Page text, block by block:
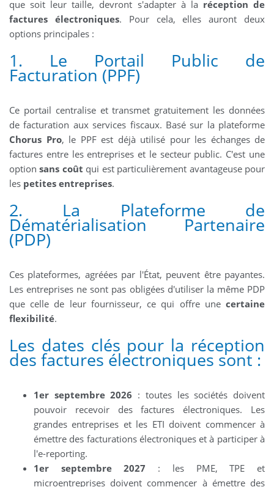
que soit leur taille, devront s'adapter à la réception de
factures électroniques. Pour cela, elles auront deux
options principales :
1. Le Portail Public de
Facturation (PPF)
Ce portail centralise et transmet gratuitement les données
de facturation aux services fiscaux. Basé sur la plateforme
Chorus Pro, le PPF est déjà utilisé pour les échanges de
factures entre les entreprises et le secteur public. C'est une
optionsans coût qui est particulièrement avantageuse pour
les petites entreprises.
2. La Plateforme de
Dématérialisation Partenaire
(PDP)
Ces plateformes, agréées par l'État, peuvent être payantes.
Les entreprises ne sont pas obligées d'utiliser la même PDP
que celle de leur fournisseur, ce qui offre une certaine
flexibilité.
Les dates clés pour la réception
des factures électroniques sont :
1er septembre 2026 : toutes les sociétés doivent
pouvoir recevoir des factures électroniques. Les
grandes entreprises et les ETI doivent commencer à
émettre des facturations électroniques et à participer à
l'e-reporting.
1er septembre 2027 : les PME, TPE et
microentreprises doivent commencer à émettre des